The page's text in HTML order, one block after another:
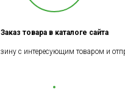
Заказ товара в каталоге сайта
с интересующим товаром и